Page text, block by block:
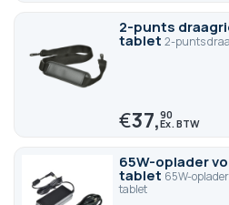
2-punts
tablet 2-punts
€37,90
65W-oplader
tablet 65W-
tablet